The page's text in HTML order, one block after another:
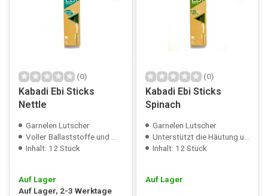
(0)
Kabadi Ebi Sticks
Nettle
Garnelen Lutscher
Voller Ballaststoffe und Mineralien
Inhalt: 12 Stück
Auf Lager
Auf Lager, 2-3 Werktage
(0)
Kabadi Ebi Sticks
Spinach
Garnelen Lutscher
Unterstützt die Häutung und Färbung
Inhalt: 12 Stück
Auf Lager